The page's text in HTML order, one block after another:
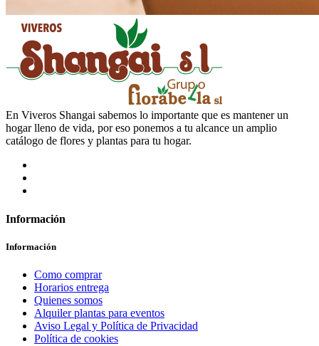
En Viveros Shangai sabemos lo importante que es mantener un
hogar lleno de vida, por eso ponemos a tu alcance un amplio
catálogo de flores y plantas para tu hogar.
Información
Información
Como comprar
Horarios entrega
Quienes somos
Alquiler plantas para eventos
Aviso Legal y Política de Privacidad
Política de cookies